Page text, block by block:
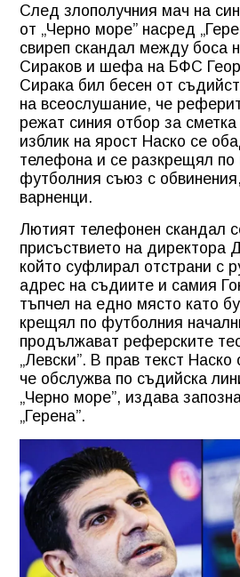
След злополучния мач на
от „Черно море” насред
свиреп скандал между боса
Сираков и шефа на БФС
Сирака бил бесен от
на всеослушание, че
режат синия отбор за
изблик на ярост Наско се
телефона и се разкрещял
футболния съюз с
варненци.
Лютият телефонен скандал
присъствието на директора
който суфлирал отстрани с
адрес на съдиите и самия
тъпчел на едно място като
крещял по футболния
продължават реферските
„Левски”. В прав текст
че обслужва по съдийска
„Черно море”, издава
„Герена”.